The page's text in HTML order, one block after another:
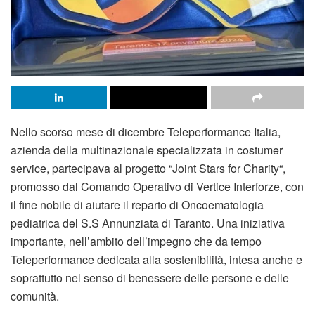
Nello scorso mese di dicembre Teleperformance Italia,
azienda della multinazionale specializzata in costumer
service, partecipava al progetto “Joint Stars for Charity“,
promosso dal Comando Operativo di Vertice Interforze, con
il fine nobile di aiutare il reparto di Oncoematologia
pediatrica del S.S Annunziata di Taranto. Una iniziativa
importante, nell’ambito dell’impegno che da tempo
Teleperformance dedicata alla sostenibilità, intesa anche e
soprattutto nel senso di benessere delle persone e delle
comunità.